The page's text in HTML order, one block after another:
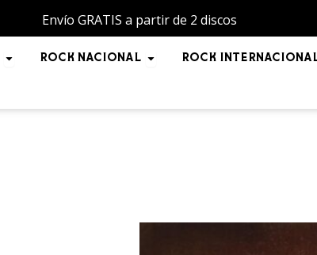
Envío GRATIS a partir de 2 discos
Open POP INTERNACIONAL
ROCK NACIONAL Open ROCK NACIONAL
ROCK